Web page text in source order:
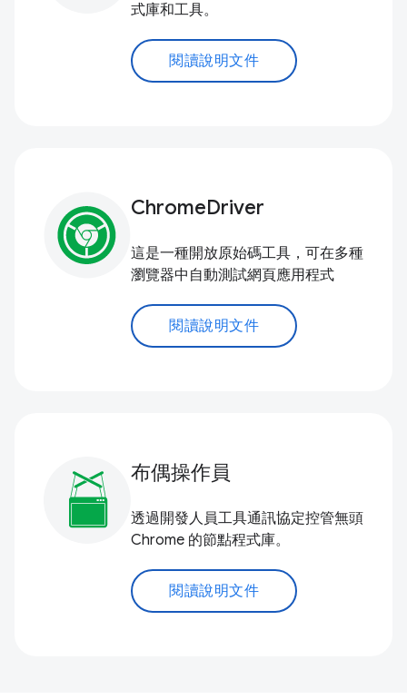
式庫和工具。
閱讀說明文件
ChromeDriver
這是一種開放原始碼工具，可在多種
瀏覽器中自動測試網頁應用程式
閱讀說明文件
布偶操作員
透過開發人員工具通訊協定控管無頭
Chrome 的節點程式庫。
閱讀說明文件